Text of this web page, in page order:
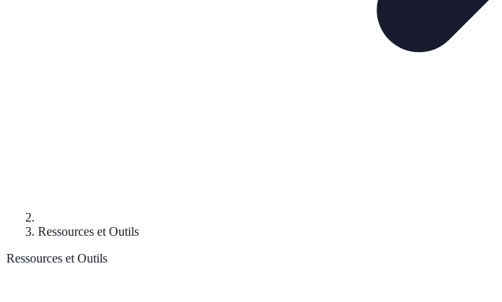
Ressources et Outils
Ressources et Outils